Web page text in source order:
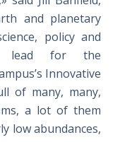
and planetary
policy and
lead for the
Innovative
of many, many,
a lot of them
low abundances,